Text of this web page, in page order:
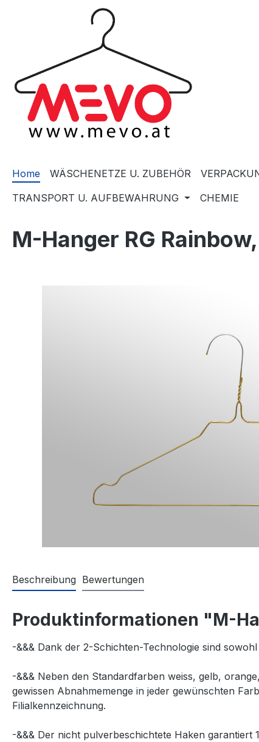
Zur Hauptnavigation springen
Home WÄSCHENETZE U. ZUBEHÖR
TRANSPORT U. AUFBEWAHRUNG
CHEMIE
M-Hanger RG
Beschreibung Bewertungen
Produktinformationen "M-
-&&& Dank der 2-Schichten-Technologie sind
-&&& Neben den Standardfarben weiss, gelb,
gewissen Abnahmemenge in jeder gewünschten
Filialkennzeichnung.
-&&& Der nicht pulverbeschichtete Haken